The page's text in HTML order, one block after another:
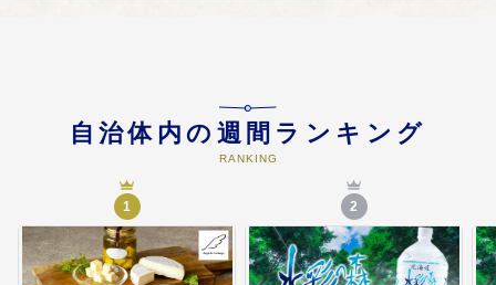
高齢者、障がい者の支援や協働の
まちづくりの推進に関する事業 社
会福祉協議会運営費補助（独居高
齢者対策等）
自治体内の週間ランキング
RANKING
1 2